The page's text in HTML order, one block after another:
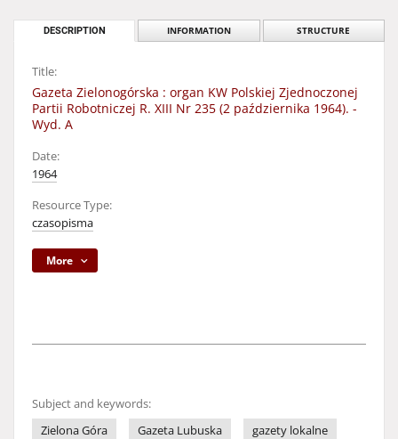
DESCRIPTION INFORMATION STRUCTURE
Title:
Gazeta Zielonogórska : organ KW Polskiej Zjednoczonej
Partii Robotniczej R. XIII Nr 235 (2 października 1964). -
Wyd. A
Date:
1964
Resource Type:
czasopisma
More
Subject and keywords:
Zielona Góra
Gazeta Lubuska
gazety lokalne